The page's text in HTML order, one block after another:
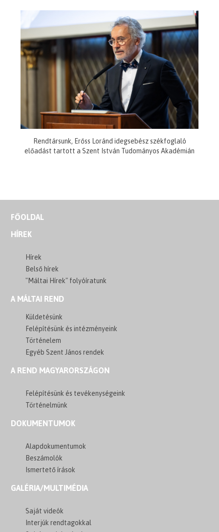
Rendtársunk, Erőss Loránd idegsebész székfoglaló
előadást tartott a Szent István Tudományos Akadémián
FŐOLDAL
HÍREK
Hírek
Belső hírek
"Máltai Hírek" folyóíratunk
A MÁLTAI REND
Küldetésünk
Felépítésünk és intézményeink
Történelem
Egyéb Szent János rendek
A REND MAGYARORSZÁGON
Felépítésünk és tevékenységeink
Történelmünk
DOKUMENTUMOK
Alapdokumentumok
Beszámolók
Ismertető írások
GALÉRIA/MULTIMÉDIA
Saját videók
Interjúk rendtagokkal